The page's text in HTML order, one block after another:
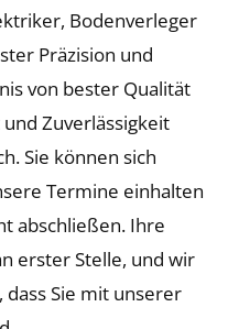
Bodenverleger
Präzision und
von bester Qualität
Zuverlässigkeit
Sie können sich
Termine einhalten
abschließen. Ihre
erster Stelle, und wir
Sie mit unserer